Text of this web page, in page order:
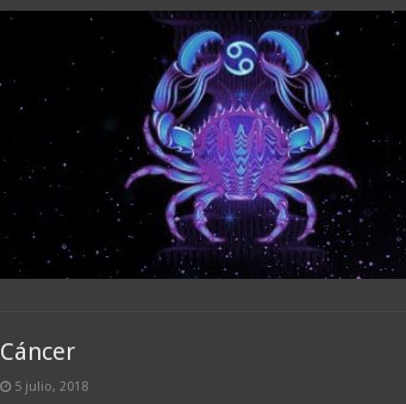
Cáncer
5 julio, 2018